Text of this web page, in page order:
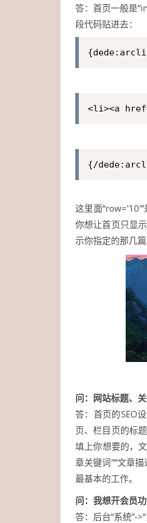
答：首页一般是
段代码贴进去：
<li><a
{/
这里面
你想让首页只显
示你指定的那几篇
问：网站标题、
答：首页的SEO
页、栏目页的标
填上你想要的，
章关键词”“文章
最基本的工作。
问：我想开会员
答：后台“系统”-